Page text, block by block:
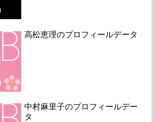
高松恵理のプロフィールデータ
中村麻里子のプロフィールデー
タ